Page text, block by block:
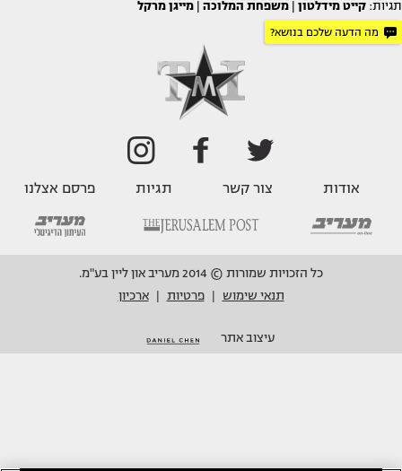
תגיות: קייט מידלטון משפחת המלוכה מייגן מרקל
מה הדעה שלכם בנושא?
אודות צור קשר תגיות פרסם אצלנו
כל הזכויות שמורות © 2014 מעריב און ליין בע"מ.
תנאי שימוש
פרטיות ארכיון
עיצוב אתר